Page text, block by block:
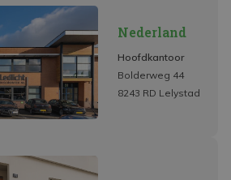
Nederland
Hoofdkantoor
Bolderweg 44
8243 RD Lelystad